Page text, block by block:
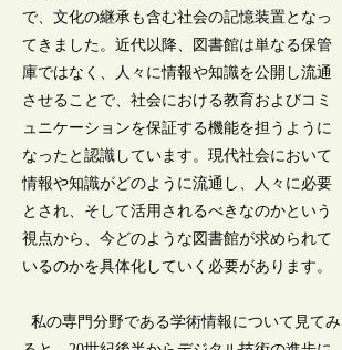
で、文化の継承も含む社会の記憶装置となっ
てきました。近代以降、図書館は単なる保管
庫ではなく、人々に情報や知識を公開し流通
させることで、社会における教育およびコミ
ュニケーションを保証する機能を担うように
なったと認識しています。現代社会において
情報や知識がどのように流通し、人々に必要
とされ、そして活用されるべきなのかという
視点から、今どのような図書館が求められて
いるのかを具体化していく必要があります。
私の専門分野である学術情報について見てみ